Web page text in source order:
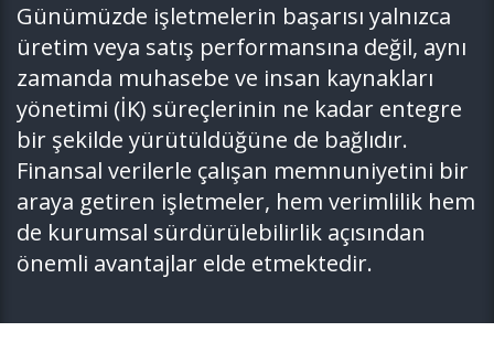
Günümüzde işletmelerin başarısı yalnızca
üretim veya satış performansına değil, aynı
zamanda muhasebe ve insan kaynakları
yönetimi (İK) süreçlerinin ne kadar entegre
bir şekilde yürütüldüğüne de bağlıdır.
Finansal verilerle çalışan memnuniyetini bir
araya getiren işletmeler, hem verimlilik hem
de kurumsal sürdürülebilirlik açısından
önemli avantajlar elde etmektedir.